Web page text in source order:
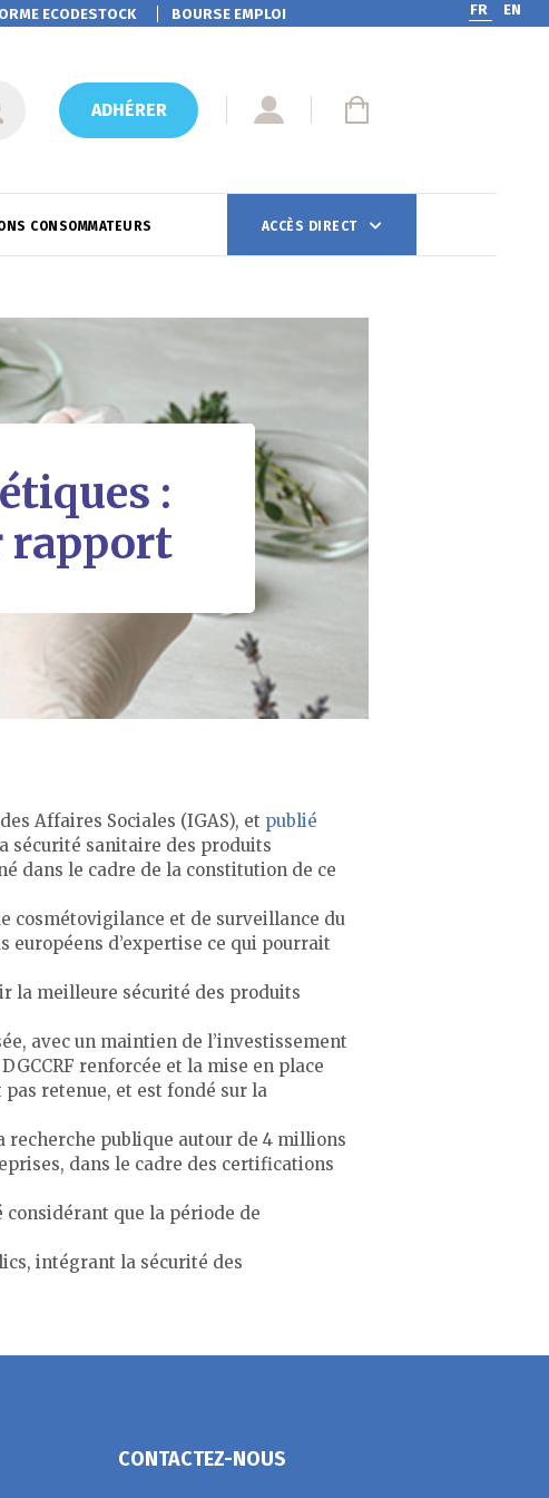
ECODESTOCK BOURSE EMPLOI FR EN
ADHÉRER
CONSOMMATEURS ACCÈS DIRECT
:
rapport
Affaires Sociales (IGAS), et publié
sécurité sanitaire des produits
dans le cadre de la constitution de ce
cosmétovigilance et de surveillance du
d’expertise ce qui pourrait
la meilleure sécurité des produits
avec un maintien de l’investissement
renforcée et la mise en place
retenue, et est fondé sur la
recherche publique autour de 4 millions
dans le cadre des certifications
que la période de
intégrant la sécurité des
CONTACTEZ-NOUS